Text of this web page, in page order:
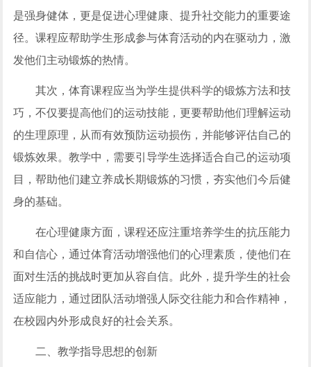
是强身健体，更是促进心理健康、提升社交能力的重要途
径。课程应帮助学生形成参与体育活动的内在驱动力，激
发他们主动锻炼的热情。
其次，体育课程应当为学生提供科学的锻炼方法和技
巧，不仅要提高他们的运动技能，更要帮助他们理解运动
的生理原理，从而有效预防运动损伤，并能够评估自己的
锻炼效果。教学中，需要引导学生选择适合自己的运动项
目，帮助他们建立养成长期锻炼的习惯，夯实他们今后健
身的基础。
在心理健康方面，课程还应注重培养学生的抗压能力
和自信心，通过体育活动增强他们的心理素质，使他们在
面对生活的挑战时更加从容自信。此外，提升学生的社会
适应能力，通过团队活动增强人际交往能力和合作精神，
在校园内外形成良好的社会关系。
二、教学指导思想的创新